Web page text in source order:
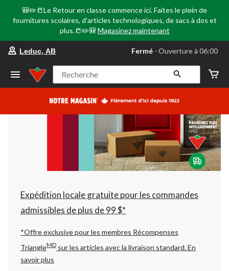
🎒✏️📒Le Retour en classe commence ici. Faites le plein de
fournitures scolaires, d'articles technologiques, de sacs à dos et
plus.📒✏️🎒 Magasinez maintenant
votre
préféré
Leduc,
AB,
courament
Ouverture
à
06:00
cliquer
pour
changer
Leduc, AB Fermé ⋅ Ouverture à 06:00
Recherche
Expédition locale gratuite pour les commandes
admissibles de plus de 99 $*
*Offre exclusive pour les membres Récompenses
TriangleMD sur les articles avec la livraison standard.En
savoir plus